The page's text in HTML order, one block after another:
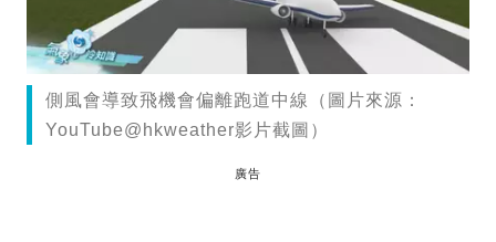
側風會導致飛機會偏離跑道中線（圖片來源：
YouTube@hkweather影片截圖）
廣告